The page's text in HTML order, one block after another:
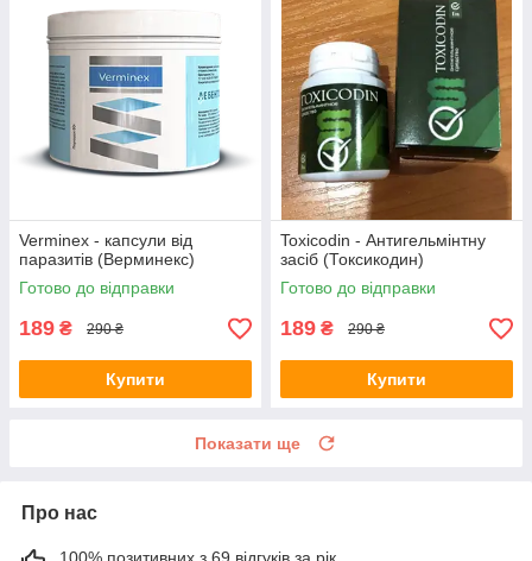
Verminex - капсули від
паразитів (Верминекс)
Готово до відправки
189 ₴ 290 ₴
Купити
Toxicodin - Антигельмінтну
засіб (Токсикодин)
Готово до відправки
189 ₴ 290 ₴
Купити
Показати ще
Про нас